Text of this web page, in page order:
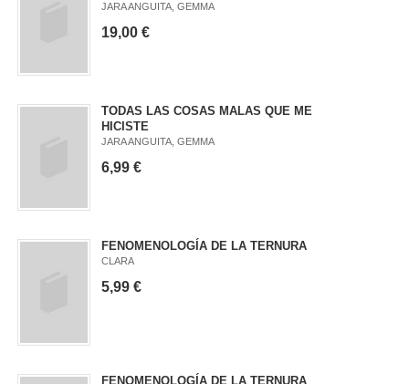
JARA ANGUITA, GEMMA
19,00 €
TODAS LAS COSAS MALAS QUE ME
HICISTE
JARA ANGUITA, GEMMA
6,99 €
FENOMENOLOGÍA DE LA TERNURA
CLARA
5,99 €
FENOMENOLOGÍA DE LA TERNURA